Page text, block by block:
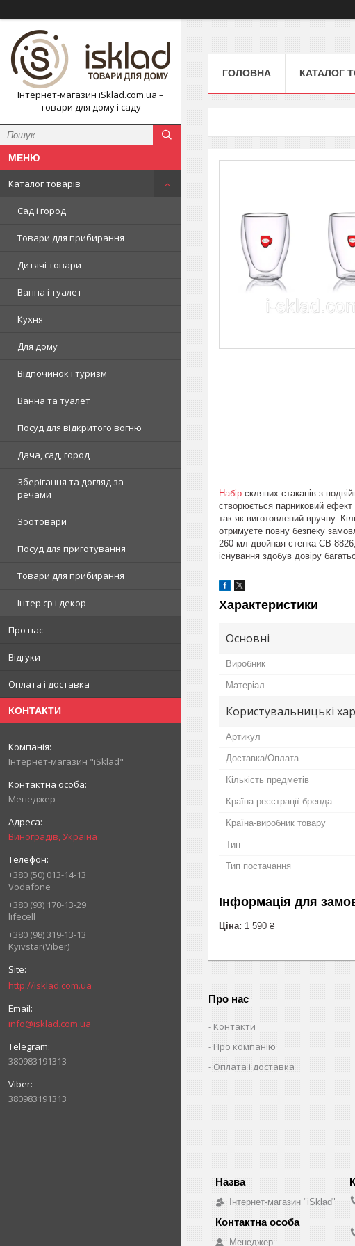
Інтернет-магазин iSklad.com.ua –
товари для дому і саду
Каталог товарів
Сад і город
Товари для прибирання
Дитячі товари
Ванна і туалет
Кухня
Для дому
Відпочинок і туризм
Ванна та туалет
Посуд для відкритого вогню
Дача, сад, город
Зберігання та догляд за
речами
Зоотовари
Посуд для приготування
Товари для прибирання
Інтер'єр і декор
Про нас
Відгуки
Оплата і доставка
КОНТАКТИ
Інтернет-магазин "iSklad"
Менеджер
Виноградів, Україна
+380 (50) 013-14-13
Vodafone
+380 (93) 170-13-29
lifecell
+380 (98) 319-13-13
Kyivstar(Viber)
http://isklad.com.ua
info@isklad.com.ua
380983191313
380983191313
ГОЛОВНА КАТАЛОГ
Набір скляних стаканів з
створюється парниковий ефект
так як виготовлений вручну.
отримуєте повну безпеку
260 мл двойная стенка CB-
існування здобув довіру
Характеристики
Основні
Виробник
Матеріал
Користувальницькі
Артикул
Доставка/Оплата
Кількість предметів
Країна реєстрації бренда
Країна-виробник товару
Тип
Тип постачання
Інформація для
Ціна: 1 590 ₴
Про нас
Контакти
Про компанію
Оплата і доставка
Інтернет-магазин "iSklad"
Менеджер